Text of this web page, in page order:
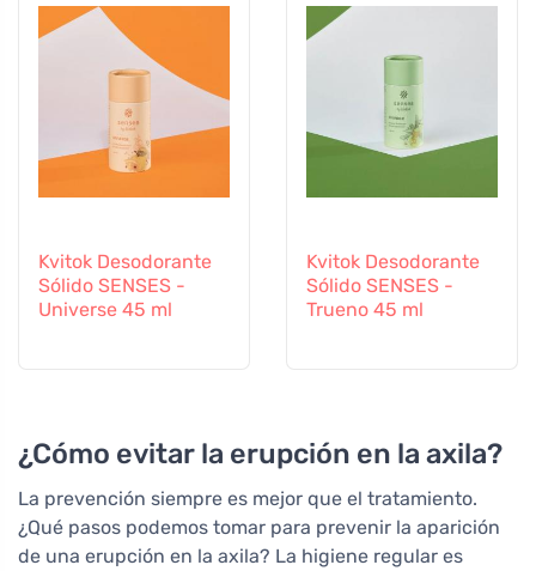
Kvitok Desodorante
Sólido SENSES -
Universe 45 ml
Kvitok Desodorante
Sólido SENSES -
Trueno 45 ml
¿Cómo evitar la erupción en la axila?
La prevención siempre es mejor que el tratamiento.
¿Qué pasos podemos tomar para prevenir la aparición
de una erupción en la axila? La higiene regular es